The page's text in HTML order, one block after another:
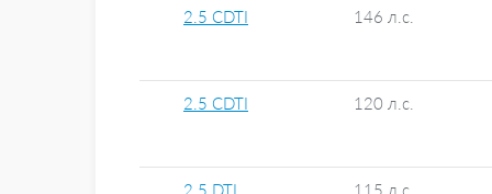
2.5 CDTI 146 л.с.
2.5 CDTI 120 л.с.
2.5 DTI 115 л.с.